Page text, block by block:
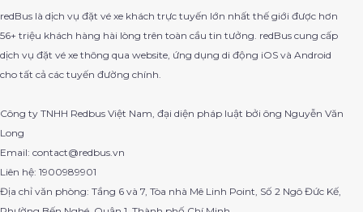
Ea H'leo Đi Kbang
Ngã Bảy Đi Bến Xe Trung Tâm Cần Thơ Quốc Lộ 1A
Dak R'Lap Đi Buôn Ma Thuột
Lệ Thủy Đi Mỹ Đình
An Minh Đi Sài Gòn
redBus là dịch vụ đặt vé xe khách trực tuyến lớn nhất thế giới được hơn
56+ triệu khách hàng hài lòng trên toàn cầu tin tưởng. redBus cung cấp
dịch vụ đặt vé xe thông qua website, ứng dụng di động iOS và Android
cho tất cả các tuyến đường chính.
Công ty TNHH Redbus Việt Nam, đại diện pháp luật bởi ông Nguyễn Văn
Long
Email: contact@redbus.vn
Liên hệ: 1900989901
Địa chỉ văn phòng: Tầng 6 và 7, Tòa nhà Mê Linh Point, Số 2 Ngô Đức Kế,